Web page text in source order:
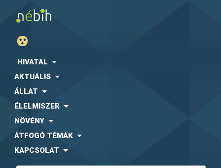
HIVATAL
AKTUÁLIS
ÁLLAT
ÉLELMISZER
NÖVÉNY
ÁTFOGÓ TÉMÁK
KAPCSOLAT